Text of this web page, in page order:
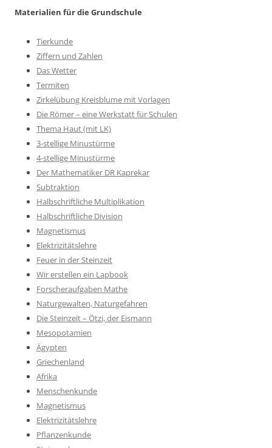
Materialien für die Grundschule
Tierkunde
Ziffern und Zahlen
Das Wetter
Termiten
Zirkelübung Kreisblume mit Vorlagen
Die Römer – eine Werkstatt für Schulen
Thema Haut (mit LK)
3-stellige Minustürme
4-stellige Minustürme
Der Mathematiker DR Kaprekar
Subtraktion
Halbschriftliche Multiplikation
Halbschriftliche Division
Magnetismus
Elektrizitätslehre
Feuer in der Steinzeit
Wir erstellen ein Lapbook
Forscheraufgaben Mathe
Naturgewalten, Naturgefahren
Die Steinzeit – Ötzi, der Eismann
Mesopotamien
Ägypten
Griechenland
Afrika
Menschenkunde
Magnetismus
Elektrizitätslehre
Pflanzenkunde